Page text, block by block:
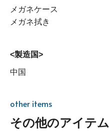
メガネケース
メガネ拭き
<製造国>
中国
other items
その他のアイテム